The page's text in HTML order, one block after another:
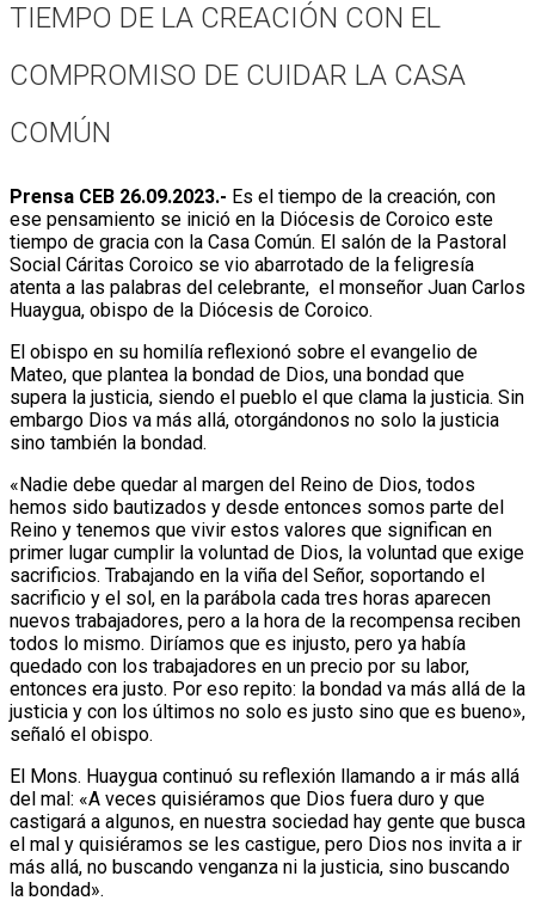
TIEMPO DE LA CREACIÓN CON EL
COMPROMISO DE CUIDAR LA CASA
COMÚN
Prensa CEB 26.09.2023.- Es el tiempo de la creación, con
ese pensamiento se inició en la Diócesis de Coroico este
tiempo de gracia con la Casa Común. El salón de la Pastoral
Social Cáritas Coroico se vio abarrotado de la feligresía
atenta a las palabras del celebrante, el monseñor Juan Carlos
Huaygua, obispo de la Diócesis de Coroico.
El obispo en su homilía reflexionó sobre el evangelio de
Mateo, que plantea la bondad de Dios, una bondad que
supera la justicia, siendo el pueblo el que clama la justicia. Sin
embargo Dios va más allá, otorgándonos no solo la justicia
sino también la bondad.
«Nadie debe quedar al margen del Reino de Dios, todos
hemos sido bautizados y desde entonces somos parte del
Reino y tenemos que vivir estos valores que significan en
primer lugar cumplir la voluntad de Dios, la voluntad que exige
sacrificios. Trabajando en la viña del Señor, soportando el
sacrificio y el sol, en la parábola cada tres horas aparecen
nuevos trabajadores, pero a la hora de la recompensa reciben
todos lo mismo. Diríamos que es injusto, pero ya había
quedado con los trabajadores en un precio por su labor,
entonces era justo. Por eso repito: la bondad va más allá de la
justicia y con los últimos no solo es justo sino que es bueno»,
señaló el obispo.
El Mons. Huaygua continuó su reflexión llamando a ir más allá
del mal: «A veces quisiéramos que Dios fuera duro y que
castigará a algunos, en nuestra sociedad hay gente que busca
el mal y quisiéramos se les castigue, pero Dios nos invita a ir
más allá, no buscando venganza ni la justicia, sino buscando
la bondad».